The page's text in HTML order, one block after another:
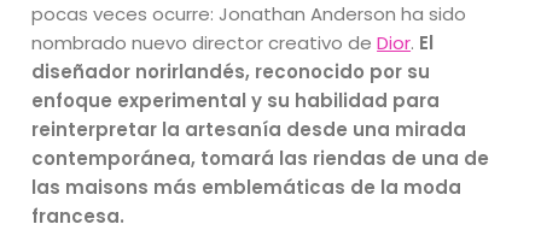
pocas veces ocurre: Jonathan Anderson ha sido
nombrado nuevo director creativo deDior. El
diseñador norirlandés, reconocido por su
enfoque experimental y su habilidad para
reinterpretar la artesanía desde una mirada
contemporánea, tomará las riendas de una de
las maisons más emblemáticas de la moda
francesa.